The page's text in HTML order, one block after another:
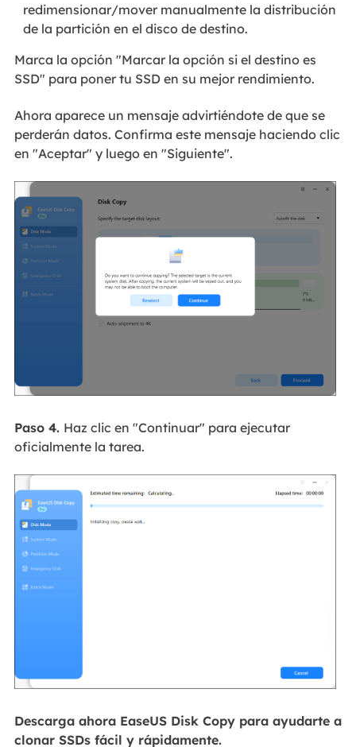
redimensionar/mover manualmente la distribución
de la partición en el disco de destino.
Marca la opción "Marcar la opción si el destino es
SSD" para poner tu SSD en su mejor rendimiento.
Ahora aparece un mensaje advirtiéndote de que se
perderán datos. Confirma este mensaje haciendo clic
en "Aceptar" y luego en "Siguiente".
Paso 4. Haz clic en "Continuar" para ejecutar
oficialmente la tarea.
Descarga ahora EaseUS Disk Copy para ayudarte a
clonar SSDs fácil y rápidamente.